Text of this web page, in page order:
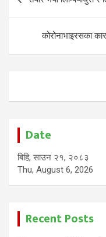
navigation
कोरोनाभाइरसका
Date
बिहि, साउन २१, २०८३
Thu, August 6, 2026
Recent Posts